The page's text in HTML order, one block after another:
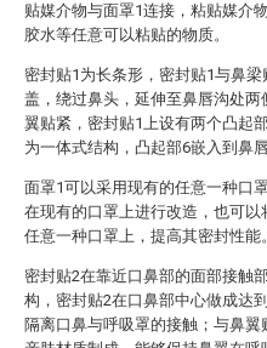
贴媒介物与面罩1连接，粘贴媒介
胶水等任意可以粘贴的物质。
密封贴1为长条形，密封贴1与鼻
盖，绕过鼻头，延伸至鼻唇沟处
翼贴紧，密封贴1上设有两个凸起
为一体式结构，凸起部6嵌入到鼻唇
面罩1可以采用现有的任意一种口
在现有的口罩上进行改造，也可以
任意一种口罩上，提高其密封性能。
密封贴2在靠近口鼻部的面部接触
构，密封贴2在口鼻部中心做成达
隔离口鼻与呼吸罩的接触；与鼻